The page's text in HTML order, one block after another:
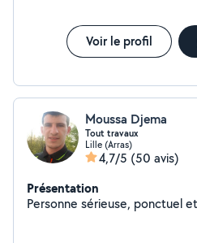
Voir le profil
Moussa Djema
Tout travaux
Lille (Arras)
4,7/5 (50 avis)
Présentation
Personne sérieuse, ponctuel